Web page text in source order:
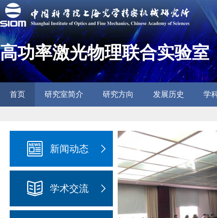
高功率激光物理联合实验室
首页 研究室简介 研究方向 发展历史 学
新闻动态
学术交流